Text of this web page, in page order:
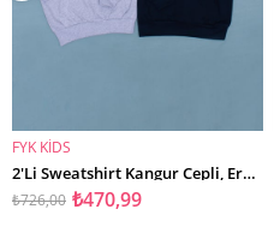
SEPETE EKLE
FYK KİDS
2'Li Sweatshirt Kangur Cepli, Erkek Sweatshirt
₺470,99
₺726,00